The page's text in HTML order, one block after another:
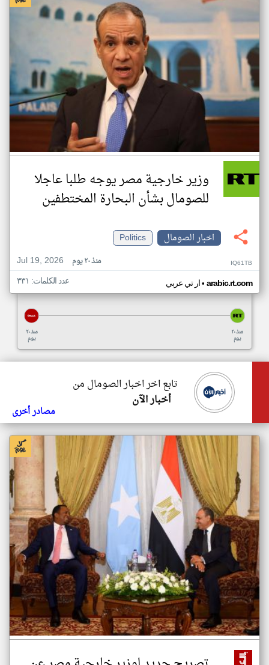
وزير خارجية مصر يوجه طلبا عاجلا
للصومال بشأن البحارة المختطفين
اخبار الصومال
Politics
Jul 19, 2026
منذ ٢٠ يوم IQ61TB
ار تي عربي• arabic.rt.com عدد الكلمات: ٣٣١
منذ ٢٠
يوم
منذ ٢٠
يوم
تابع اخر اخبار الصومال من
أخبار الآن
مصادر أخرى